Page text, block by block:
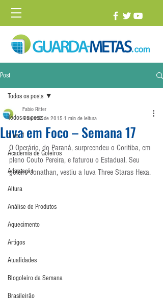
Post
Todos os posts
1 vs. 1
Academia de Goleiros
Adaptação
Altura
Análise de Produtos
Aquecimento
Artigos
Atualidades
Blogoleiro da Semana
Brasileirão
Todos os posts
Luva em Foco – Semana 17
Fabio Ritter
6 de mai. de 2015 1 min de leitura
O Operário, do Paraná, surpreendeu o Coritiba, em
pleno Couto Pereira, e faturou o Estadual. Seu
goleiro Jonathan, vestiu a luva Three Staras Hexa.